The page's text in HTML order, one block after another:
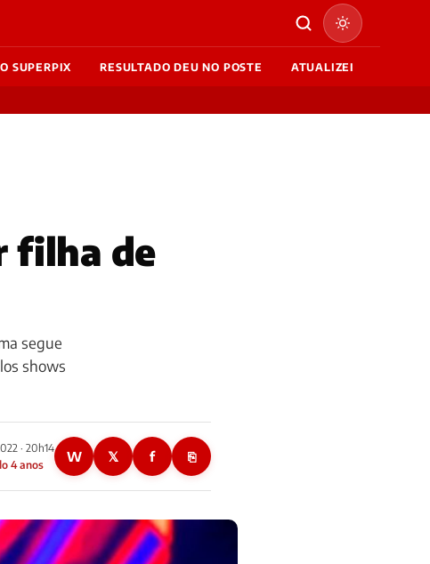
SUPERPIX RESULTADO DEU NO POSTE ATUALIZEI
filha de
segue
shows
· 20h14
4 anos
W 𝕏 f ⎘